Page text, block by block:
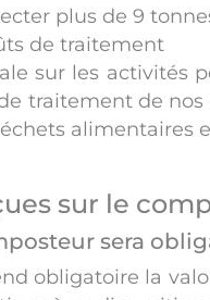
plus de 9
de traitement
sur les activités
traitement de
alimentaires
sur le
sera
obligatoire la